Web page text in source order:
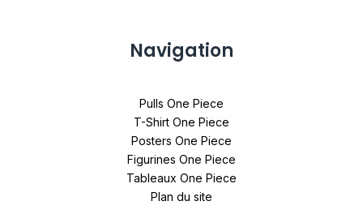
Navigation
Pulls One Piece
T-Shirt One Piece
Posters One Piece
Figurines One Piece
Tableaux One Piece
Plan du site